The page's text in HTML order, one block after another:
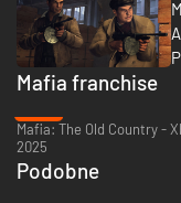
Mafia franchise
Mafia: The Old Country -
2025
Podobne